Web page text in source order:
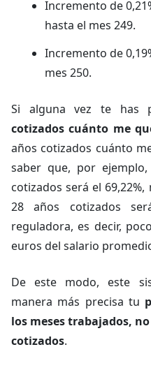
Incremento de
hasta el mes 249.
Incremento de
mes 250.
Si alguna vez te has
cotizados cuánto me
años cotizados cuánto
saber que, por
cotizados será el
28 años cotizados
reguladora, es decir,
euros del salario
De este modo, este
manera más precisa tu
los meses trabajados,
cotizados.